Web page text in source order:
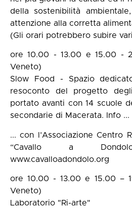
della sostenibilità
attenzione alla corretta
(Gli orari potrebbero subire
ore 10.00 - 13.00 e 15.00 -
Veneto)
Slow Food - Spazio
resoconto del progetto
portato avanti con 14 scuole
secondarie di Macerata. Info ...
... con l’Associazione Centro
“Cavallo a
www.cavalloadondolo.org
ore 10.00 - 13.00 e 15.00 –
Veneto)
Laboratorio "Ri-arte"